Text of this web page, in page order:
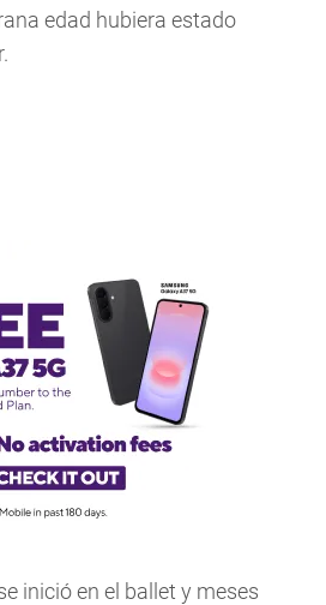
edad hubiera estado
inició en el ballet y meses